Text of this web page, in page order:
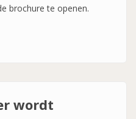
brochure te openen.
wordt